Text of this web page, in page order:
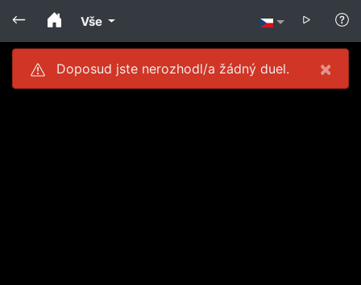
Vše
Doposud jste nerozhodl/a žádný duel. ×